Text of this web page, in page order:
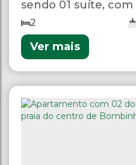
sendo 01 suíte, com
garagem
2
Ver mais